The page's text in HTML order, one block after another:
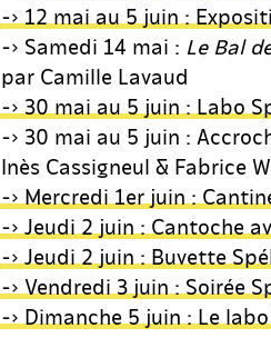
-> 12 mai au 5 juin :
-> Samedi 14 mai : Le Bal
par Camille Lavaud
-> 30 mai au 5 juin : Labo
-> 30 mai au 5 juin :
Inès Cassigneul & Fabrice
-> Mercredi 1er juin :
-> Jeudi 2 juin : Cantoche
-> Jeudi 2 juin : Buvette
-> Vendredi 3 juin : Soirée
-> Dimanche 5 juin : Le labo